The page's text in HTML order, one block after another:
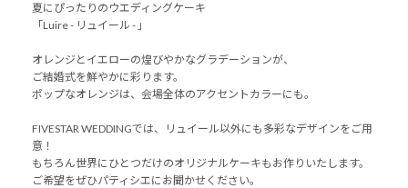
夏にぴったりのウエディングケーキ
「Luire - リュイール - 」
オレンジとイエローの煌びやかなグラデーションが、
ご結婚式を鮮やかに彩ります。
ポップなオレンジは、会場全体のアクセントカラーにも。
FIVESTAR WEDDINGでは、リュイール以外にも多彩なデザインをご用
意！
もちろん世界にひとつだけのオリジナルケーキもお作りいたします。
ご希望をぜひパティシエにお聞かせください。